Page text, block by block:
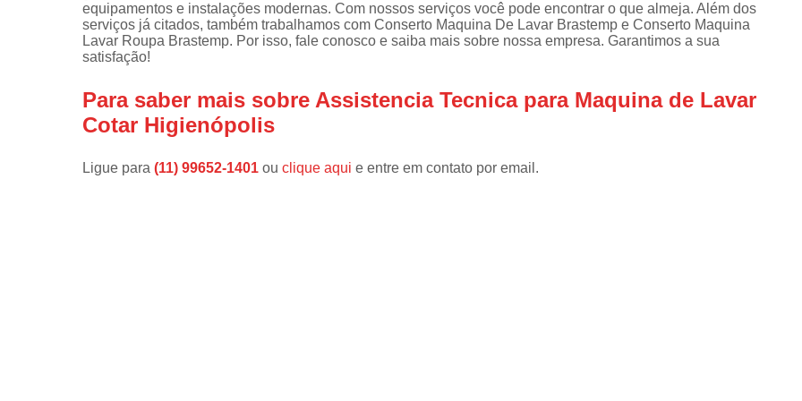
Instalações de
lava e seca
de fogão
Assistencia Tecnica Refrigerador
Assistencia Tecnica
Refrigerador Assistencia Tecnica
Assistencia Tecnica Maquina Secadora de
Assistencia Tecnica
equipamentos e instalações modernas. Com nossos serviços você pode encontrar o que almeja. Além dos
serviços já citados, também trabalhamos com Conserto Maquina De Lavar Brastemp e Conserto Maquina
Lavar Roupa Brastemp. Por isso, fale conosco e saiba mais sobre nossa empresa. Garantimos a sua
satisfação!
Para saber mais sobre Assistencia Tecnica para Maquina de Lavar
Cotar Higienópolis
Ligue para (11) 99652-1401 ou clique aqui e entre em contato por email.